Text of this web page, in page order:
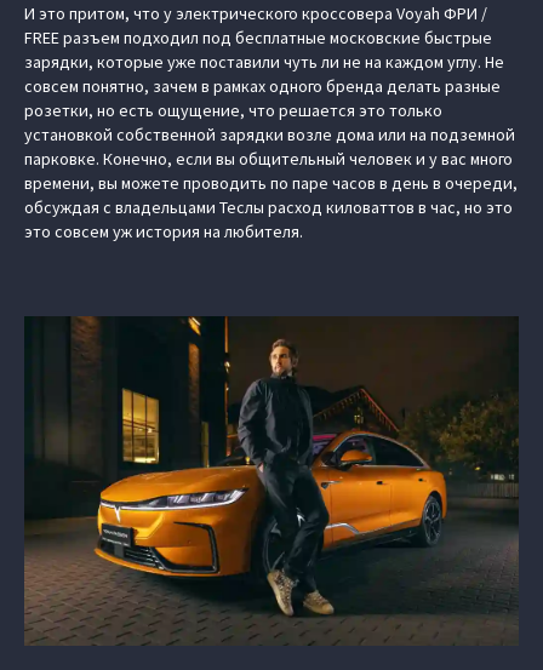
И это притом, что у электрического кроссовера Voyah ФРИ /
FREE разъем подходил под бесплатные московские быстрые
зарядки, которые уже поставили чуть ли не на каждом углу. Не
совсем понятно, зачем в рамках одного бренда делать разные
розетки, но есть ощущение, что решается это только
установкой собственной зарядки возле дома или на подземной
парковке. Конечно, если вы общительный человек и у вас много
времени, вы можете проводить по паре часов в день в очереди,
обсуждая с владельцами Теслы расход киловаттов в час, но это
это совсем уж история на любителя.